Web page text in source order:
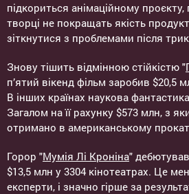
підкориться анімаційному
творці не покращать якість
зіткнутися з проблемами після
Знову тішить відмінною стійкістю "
п’ятий вікенд фільм заробив $20,5
В інших країнах наукова
Загалом на її рахунку $573 млн, з
отримано в американському
Горор "Мумія Лі Кроніна"
$13,5 млн у 3304 кінотеатрах. Це
експерти, і значно гірше за